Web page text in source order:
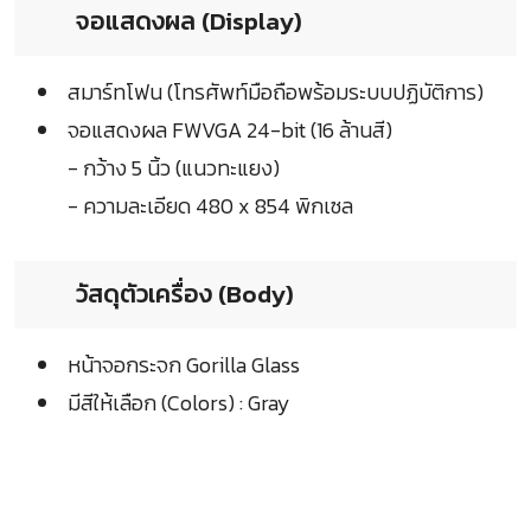
จอแสดงผล (Display)
สมาร์ทโฟน (โทรศัพท์มือถือพร้อมระบบปฏิบัติการ)
จอแสดงผล FWVGA 24-bit (16 ล้านสี)
- กว้าง 5 นิ้ว (แนวทะแยง)
- ความละเอียด 480 x 854 พิกเซล
วัสดุตัวเครื่อง (Body)
หน้าจอกระจก Gorilla Glass
มีสีให้เลือก (Colors) : Gray